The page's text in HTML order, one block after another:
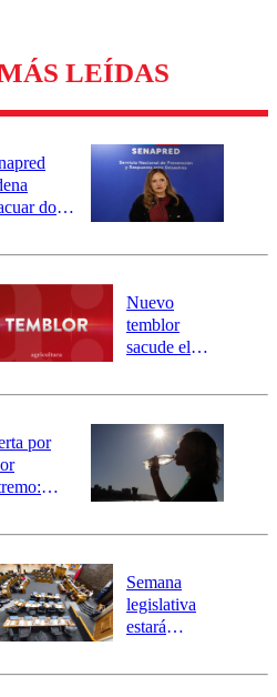
LEÍDAS
dos
por
Damas:
Nuevo
temblor
sacude el
revisa la
epicentro
por
Alerta
en
comunas
Semana
legislativa
estará
el fin de la